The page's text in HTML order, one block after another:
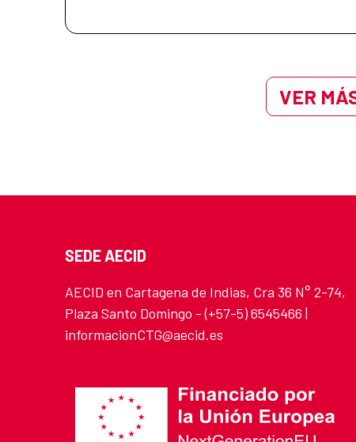
VER
SEDE AECID
AECID en Cartagena de Indias, Cra 36 N° 2-74,
Plaza Santo Domingo - (+57-5) 6545466 |
informacionCTG@aecid.es